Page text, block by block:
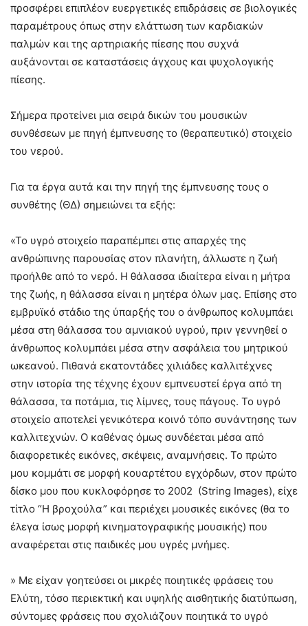
προσφέρει επιπλέον ευεργετικές επιδράσεις σε βιολογικές
παραμέτρους όπως στην ελάττωση των καρδιακών
παλμών και της αρτηριακής πίεσης που συχνά
αυξάνονται σε καταστάσεις άγχους και ψυχολογικής
πίεσης.
Σήμερα προτείνει μια σειρά δικών του μουσικών
συνθέσεων με πηγή έμπνευσης το (θεραπευτικό) στοιχείο
του νερού.
Για τα έργα αυτά και την πηγή της έμπνευσης τους ο
συνθέτης (ΘΔ) σημειώνει τα εξής:
«Το υγρό στοιχείο παραπέμπει στις απαρχές της
ανθρώπινης παρουσίας στον πλανήτη, άλλωστε η ζωή
προήλθε από το νερό. Η θάλασσα ιδιαίτερα είναι η μήτρα
της ζωής, η θάλασσα είναι η μητέρα όλων μας. Επίσης στο
εμβρυϊκό στάδιο της ύπαρξής του ο άνθρωπος κολυμπάει
μέσα στη θάλασσα του αμνιακού υγρού, πριν γεννηθεί ο
άνθρωπος κολυμπάει μέσα στην ασφάλεια του μητρικού
ωκεανού. Πιθανά εκατοντάδες χιλιάδες καλλιτέχνες
στην ιστορία της τέχνης έχουν εμπνευστεί έργα από τη
θάλασσα, τα ποτάμια, τις λίμνες, τους πάγους. Το υγρό
στοιχείο αποτελεί γενικότερα κοινό τόπο συνάντησης των
καλλιτεχνών. Ο καθένας όμως συνδέεται μέσα από
διαφορετικές εικόνες, σκέψεις, αναμνήσεις. Το πρώτο
μου κομμάτι σε μορφή κουαρτέτου εγχόρδων, στον πρώτο
δίσκο μου που κυκλοφόρησε το 2002 (String Images), είχε
τίτλο “Η βροχούλα” και περιέχει μουσικές εικόνες (θα το
έλεγα ίσως μορφή κινηματογραφικής μουσικής) που
αναφέρεται στις παιδικές μου υγρές μνήμες.
» Με είχαν γοητεύσει οι μικρές ποιητικές φράσεις του
Ελύτη, τόσο περιεκτική και υψηλής αισθητικής διατύπωση,
σύντομες φράσεις που σχολιάζουν ποιητικά το υγρό